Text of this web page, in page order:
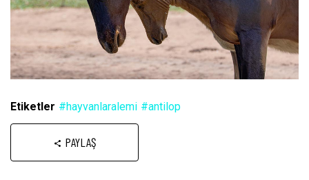
Etiketler #hayvanlaralemi #antilop
PAYLAŞ